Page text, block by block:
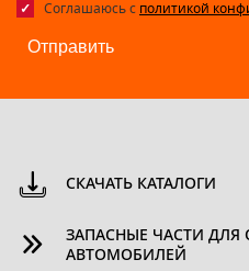
Соглашаюсь с политикой
Отправить
СКАЧАТЬ КАТАЛОГИ
ЗАПАСНЫЕ ЧАСТИ ДЛЯ
АВТОМОБИЛЕЙ